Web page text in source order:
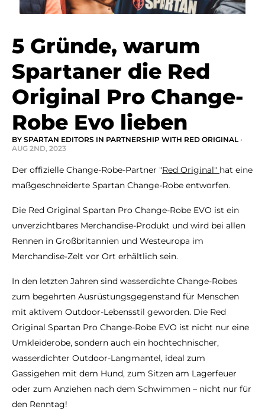
5 Gründe, warum
Spartaner die Red
Original Pro Change-
Robe Evo lieben
BY SPARTAN EDITORS IN PARTNERSHIP WITH RED ORIGINAL •
AUG 2ND, 2023
Der offizielle Change-Robe-Partner "Red Original" hat eine
maßgeschneiderte Spartan Change-Robe entworfen.
Die Red Original Spartan Pro Change-Robe EVO ist ein
unverzichtbares Merchandise-Produkt und wird bei allen
Rennen in Großbritannien und Westeuropa im
Merchandise-Zelt vor Ort erhältlich sein.
In den letzten Jahren sind wasserdichte Change-Robes
zum begehrten Ausrüstungsgegenstand für Menschen
mit aktivem Outdoor-Lebensstil geworden. Die Red
Original Spartan Pro Change-Robe EVO ist nicht nur eine
Umkleiderobe, sondern auch ein hochtechnischer,
wasserdichter Outdoor-Langmantel, ideal zum
Gassigehen mit dem Hund, zum Sitzen am Lagerfeuer
oder zum Anziehen nach dem Schwimmen – nicht nur für
den Renntag!